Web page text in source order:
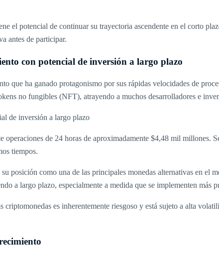
el potencial de continuar su trayectoria ascendente en el corto
antes de participar.
con potencial de inversión a largo plazo
que ha ganado protagonismo por sus rápidas velocidades de
no fungibles (NFT), atrayendo a muchos desarrolladores e
de 24 horas de aproximadamente $4,48 mil millones.
tiempos.
posición como una de las principales monedas alternativas en el
a largo plazo, especialmente a medida que se implementen más
criptomonedas es inherentemente riesgoso y está sujeto a alta